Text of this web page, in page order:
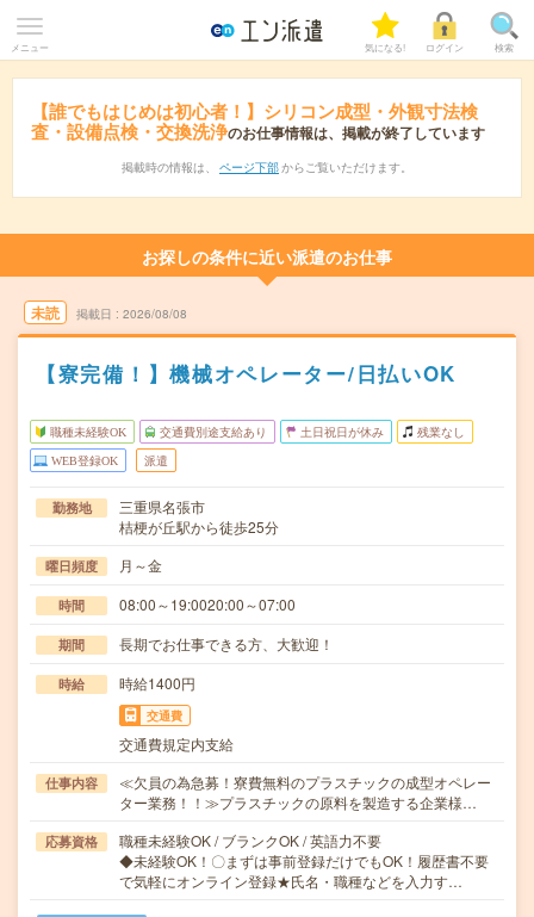
メニュー 気になる! ログイン 検索
【誰でもはじめは初心者！】シリコン成型・外観寸法検
査・設備点検・交換洗浄のお仕事情報は、掲載が終了しています
掲載時の情報は、 ページ下部 からご覧いただけます。
お探しの条件に近い派遣のお仕事
未読 掲載日 2026/08/08
【寮完備！】機械オペレーター/日払いOK
職種未経験OK 交通費別途支給あり 土日祝日が休み 残業なし
WEB登録OK 派遣
勤務地
三重県名張市
桔梗が丘駅から徒歩25分
曜日頻度 月～金
時間 08:00～19:0020:00～07:00
期間 長期でお仕事できる方、大歓迎！
時給 時給1400円
交通費
交通費規定内支給
仕事内容
≪欠員の為急募！寮費無料のプラスチックの成型オペレー
ター業務！！≫プラスチックの原料を製造する企業様…
応募資格
職種未経験OK / ブランクOK / 英語力不要
◆未経験OK！〇まずは事前登録だけでもOK！履歴書不要
で気軽にオンライン登録★氏名・職種などを入力す…